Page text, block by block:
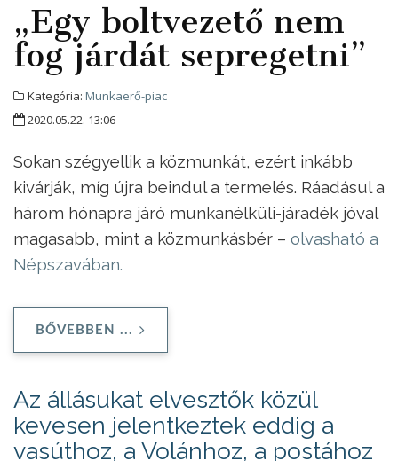
„Egy boltvezető nem
fog járdát sepregetni”
Kategória: Munkaerő-piac
2020.05.22. 13:06
Sokan szégyellik a közmunkát, ezért inkább
kivárják, míg újra beindul a termelés. Ráadásul a
három hónapra járó munkanélküli-járadék jóval
magasabb, mint a közmunkásbér – olvasható a
Népszavában.
BŐVEBBEN ...
Az állásukat elvesztők közül
kevesen jelentkeztek eddig a
vasúthoz, a Volánhoz, a postához